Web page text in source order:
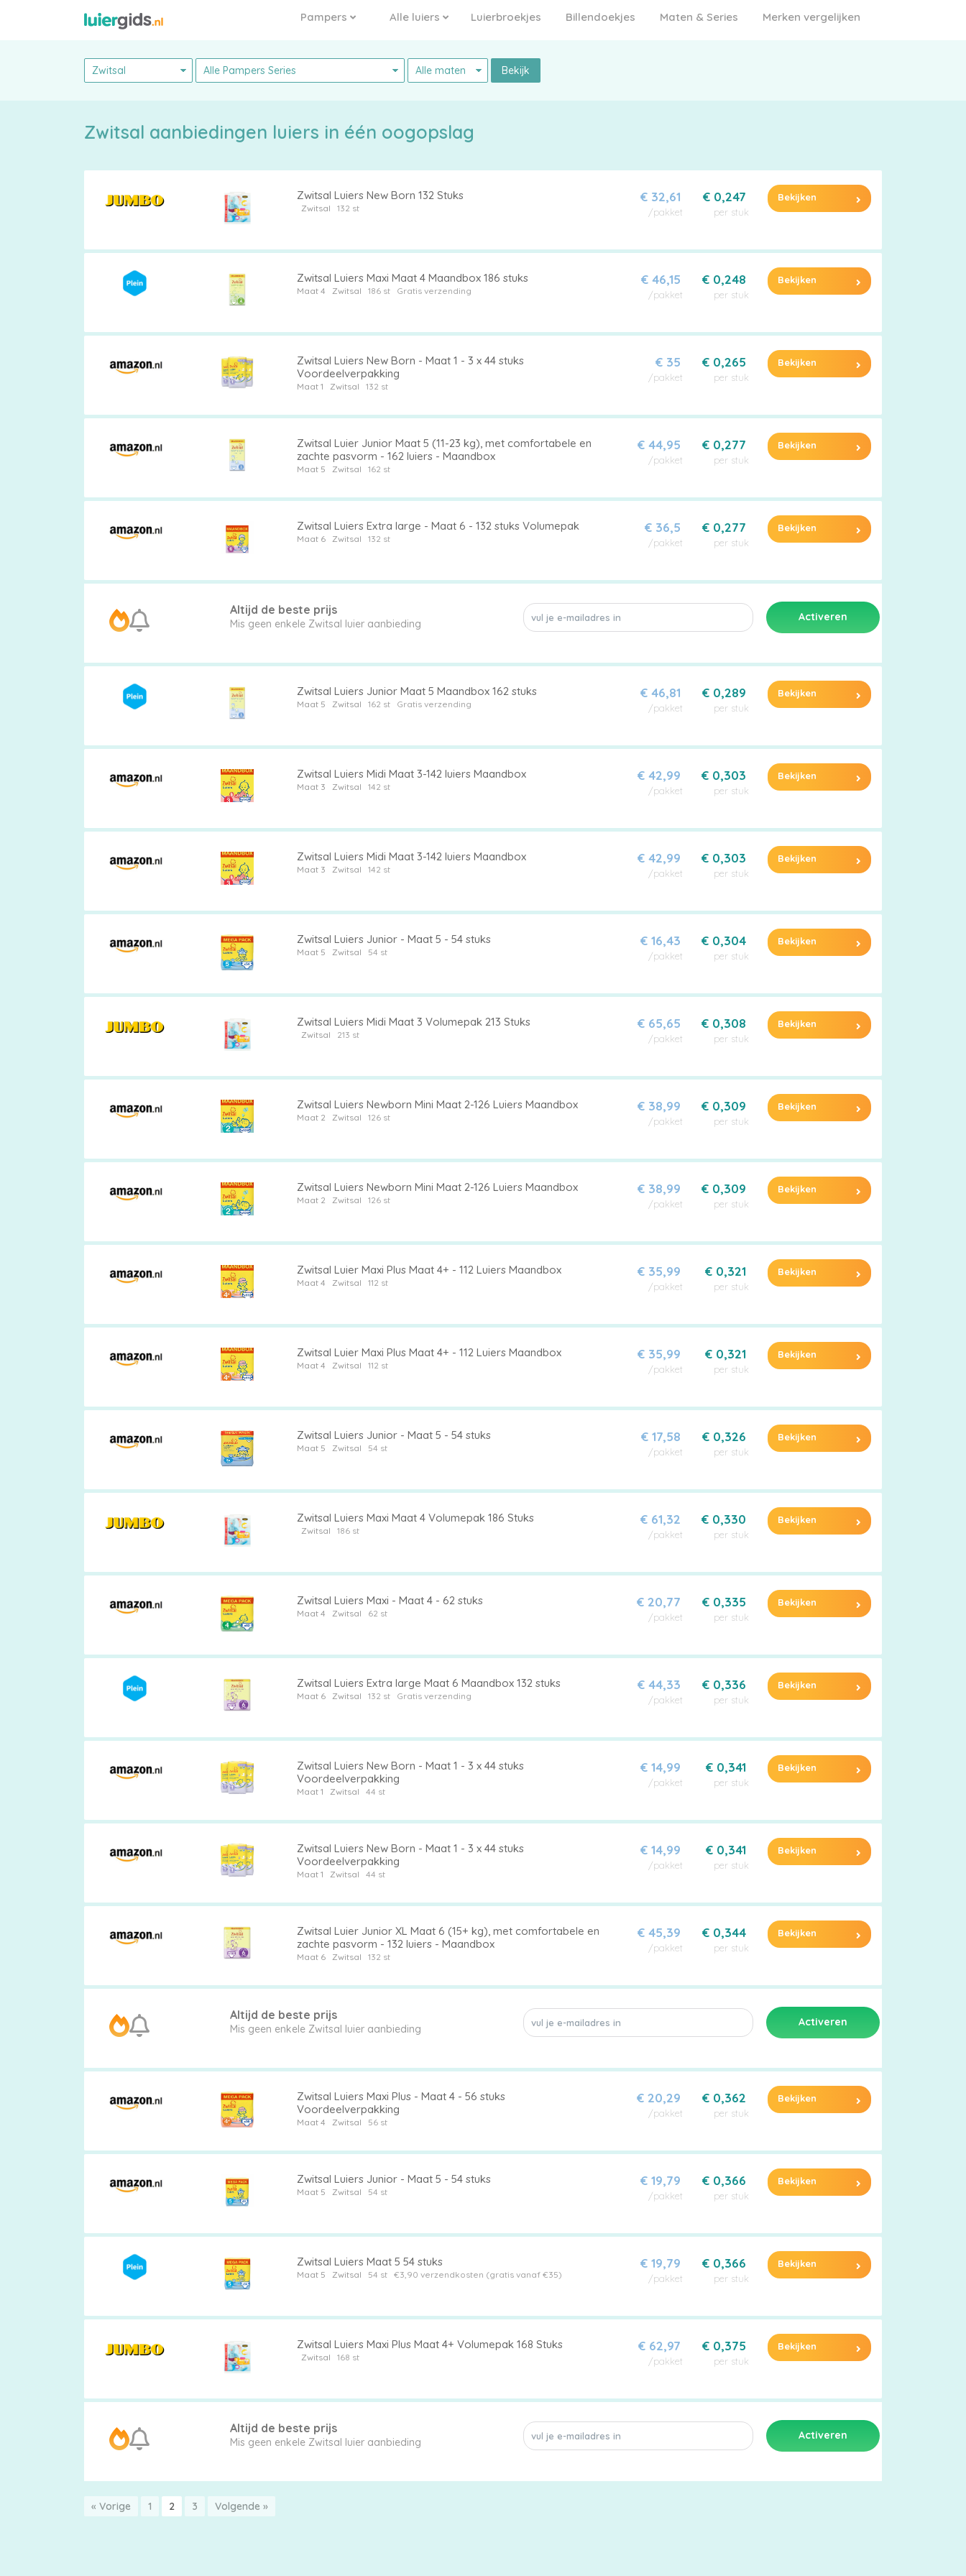
Billendoekjes
vergelijken
Pampers Alle luiers Luierbroekjes Billendoekjes Maten & Series Merken vergelijken
Bekijk
Zwitsal aanbiedingen luiers in één oogopslag
Zwitsal Luiers New Born 132 Stuks
Zwitsal
€ 32,61
/pakket
€ 0,247
per stuk
Bekijken
Zwitsal Luiers Maxi Maat 4 Maandbox 186 stuks
Maat 4 Zwitsal Gratis verzending
€ 46,15
/pakket
€ 0,248
per stuk
Bekijken
Zwitsal Luiers New Born - Maat 1 - 3 x 44 stuks
Voordeelverpakking
Maat 1 Zwitsal
€ 35
/pakket
€ 0,265
per stuk
Bekijken
Zwitsal Luier Junior Maat 5 (11-23 kg), met comfortabele en
zachte pasvorm - 162 luiers - Maandbox
Maat 5 Zwitsal
€ 44,95
/pakket
€ 0,277
per stuk
Bekijken
Zwitsal Luiers Extra large - Maat 6 - 132 stuks Volumepak
Maat 6 Zwitsal
€ 36,5
/pakket
€ 0,277
per stuk
Bekijken
Altijd de beste prijs
Mis geen enkele Zwitsal luier aanbieding
Zwitsal Luiers Junior Maat 5 Maandbox 162 stuks
Maat 5 Zwitsal Gratis verzending
€ 46,81
/pakket
€ 0,289
per stuk
Bekijken
Zwitsal Luiers Midi Maat 3-142 luiers Maandbox
Maat 3 Zwitsal
€ 42,99
/pakket
€ 0,303
per stuk
Bekijken
Zwitsal Luiers Midi Maat 3-142 luiers Maandbox
Maat 3 Zwitsal
€ 42,99
/pakket
€ 0,303
per stuk
Bekijken
Zwitsal Luiers Junior - Maat 5 - 54 stuks
Maat 5 Zwitsal
€ 16,43
/pakket
€ 0,304
per stuk
Bekijken
Zwitsal Luiers Midi Maat 3 Volumepak 213 Stuks
Zwitsal
€ 65,65
/pakket
€ 0,308
per stuk
Bekijken
Zwitsal Luiers Newborn Mini Maat 2-126 Luiers Maandbox
Maat 2 Zwitsal
€ 38,99
/pakket
€ 0,309
per stuk
Bekijken
Zwitsal Luiers Newborn Mini Maat 2-126 Luiers Maandbox
Maat 2 Zwitsal
€ 38,99
/pakket
€ 0,309
per stuk
Bekijken
Zwitsal Luier Maxi Plus Maat 4+ - 112 Luiers Maandbox
Maat 4 Zwitsal
€ 35,99
/pakket
€ 0,321
per stuk
Bekijken
Zwitsal Luier Maxi Plus Maat 4+ - 112 Luiers Maandbox
Maat 4 Zwitsal
€ 35,99
/pakket
€ 0,321
per stuk
Bekijken
Zwitsal Luiers Junior - Maat 5 - 54 stuks
Maat 5 Zwitsal
€ 17,58
/pakket
€ 0,326
per stuk
Bekijken
Zwitsal Luiers Maxi Maat 4 Volumepak 186 Stuks
Zwitsal
€ 61,32
/pakket
€ 0,330
per stuk
Bekijken
Zwitsal Luiers Maxi - Maat 4 - 62 stuks
Maat 4 Zwitsal
€ 20,77
/pakket
€ 0,335
per stuk
Bekijken
Zwitsal Luiers Extra large Maat 6 Maandbox 132 stuks
Maat 6 Zwitsal Gratis verzending
€ 44,33
/pakket
€ 0,336
per stuk
Bekijken
Zwitsal Luiers New Born - Maat 1 - 3 x 44 stuks
Voordeelverpakking
Maat 1 Zwitsal
€ 14,99
/pakket
€ 0,341
per stuk
Bekijken
Zwitsal Luiers New Born - Maat 1 - 3 x 44 stuks
Voordeelverpakking
Maat 1 Zwitsal
€ 14,99
/pakket
€ 0,341
per stuk
Bekijken
Zwitsal Luier Junior XL Maat 6 (15+ kg), met comfortabele en
zachte pasvorm - 132 luiers - Maandbox
Maat 6 Zwitsal
€ 45,39
/pakket
€ 0,344
per stuk
Bekijken
Altijd de beste prijs
Mis geen enkele Zwitsal luier aanbieding
Zwitsal Luiers Maxi Plus - Maat 4 - 56 stuks
Voordeelverpakking
Maat 4 Zwitsal
€ 20,29
/pakket
€ 0,362
per stuk
Bekijken
Zwitsal Luiers Junior - Maat 5 - 54 stuks
Maat 5 Zwitsal
€ 19,79
/pakket
€ 0,366
per stuk
Bekijken
Zwitsal Luiers Maat 5 54 stuks
Maat 5 Zwitsal €3,90 verzendkosten (gratis vanaf €35)
€ 19,79
/pakket
€ 0,366
per stuk
Bekijken
Zwitsal Luiers Maxi Plus Maat 4+ Volumepak 168 Stuks
Zwitsal
€ 62,97
/pakket
€ 0,375
per stuk
Bekijken
Altijd de beste prijs
Mis geen enkele Zwitsal luier aanbieding
« Vorige 1 2 3 Volgende »